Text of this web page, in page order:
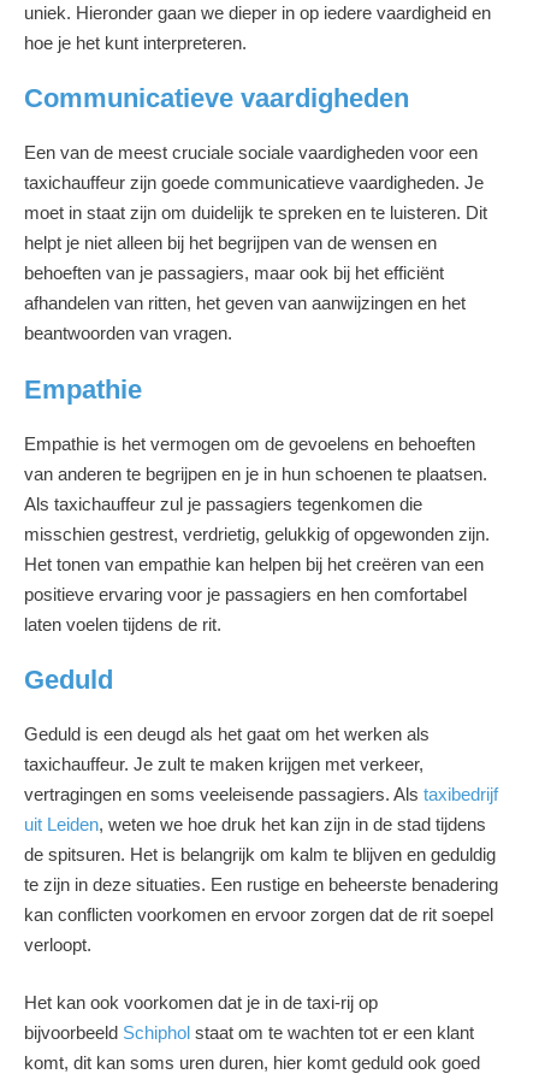
uniek. Hieronder gaan we dieper in op iedere vaardigheid en
hoe je het kunt interpreteren.
Communicatieve vaardigheden
Een van de meest cruciale sociale vaardigheden voor een
taxichauffeur zijn goede communicatieve vaardigheden. Je
moet in staat zijn om duidelijk te spreken en te luisteren. Dit
helpt je niet alleen bij het begrijpen van de wensen en
behoeften van je passagiers, maar ook bij het efficiënt
afhandelen van ritten, het geven van aanwijzingen en het
beantwoorden van vragen.
Empathie
Empathie is het vermogen om de gevoelens en behoeften
van anderen te begrijpen en je in hun schoenen te plaatsen.
Als taxichauffeur zul je passagiers tegenkomen die
misschien gestrest, verdrietig, gelukkig of opgewonden zijn.
Het tonen van empathie kan helpen bij het creëren van een
positieve ervaring voor je passagiers en hen comfortabel
laten voelen tijdens de rit.
Geduld
Geduld is een deugd als het gaat om het werken als
taxichauffeur. Je zult te maken krijgen met verkeer,
vertragingen en soms veeleisende passagiers. Als taxibedrijf
uit Leiden, weten we hoe druk het kan zijn in de stad tijdens
de spitsuren. Het is belangrijk om kalm te blijven en geduldig
te zijn in deze situaties. Een rustige en beheerste benadering
kan conflicten voorkomen en ervoor zorgen dat de rit soepel
verloopt.
Het kan ook voorkomen dat je in de taxi-rij op
bijvoorbeeld Schiphol staat om te wachten tot er een klant
komt, dit kan soms uren duren, hier komt geduld ook goed